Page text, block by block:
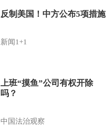
反制美国！中方公布5项措施
新闻1+1
上班“摸鱼”公司有权开除
吗？
中国法治观察